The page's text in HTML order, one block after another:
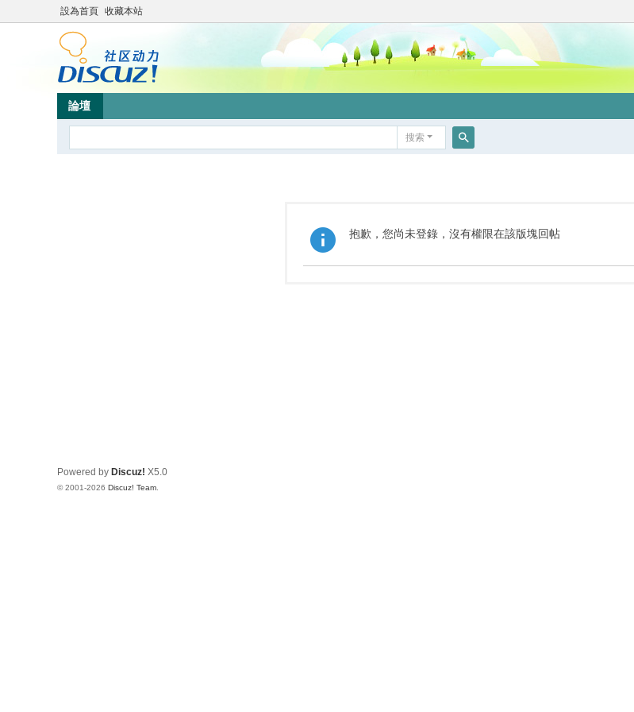
設為首頁 收藏本站
論壇
搜索
抱歉，您尚未登錄，沒有權限在該版塊回帖
Powered by Discuz! X5.0
© 2001-2026 Discuz! Team